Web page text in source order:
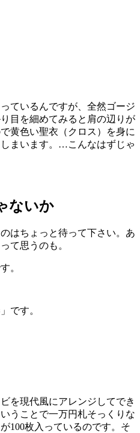
ているんですが、全然ゴージ
目を細めてみると肩の辺りが
黄色い聖衣（クロス）を身に
まいます。…こんなはずじゃ
ないか
はちょっと待って下さい。あ
て思うのも。
。
です。
を現代風にアレンジしてでき
うことで一万円札そっくりな
100枚入っているのです。そ